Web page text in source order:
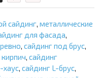
сайдинг, металлические
для фасада,
, сайдинг под брус,
, сайдинг
хаус, сайдинг L-брус,